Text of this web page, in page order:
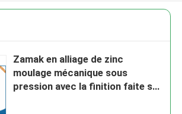
Zamak en alliage de zinc
moulage mécanique sous
pression avec la finition faite sur